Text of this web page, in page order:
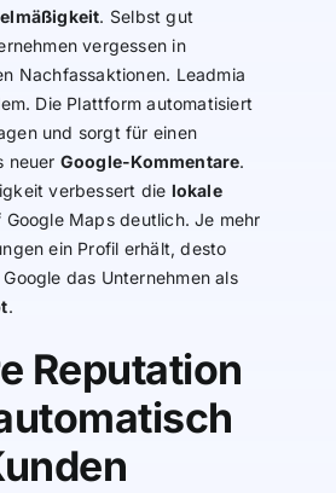
. Selbst gut
vergessen in
Nachfassaktionen. Leadmia
Die Plattform automatisiert
und sorgt für einen
neuer Google-Kommentare.
verbessert die lokale
Google Maps deutlich. Je mehr
ein Profil erhält, desto
das Unternehmen als
.
Reputation